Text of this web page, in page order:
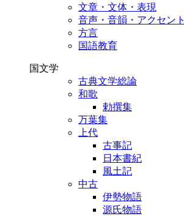
文章・文体・表現
音声・音韻・アクセント
方言
国語教育
国文学
古典文学総論
和歌
勅撰集
万葉集
上代
古事記
日本書紀
風土記
中古
伊勢物語
源氏物語